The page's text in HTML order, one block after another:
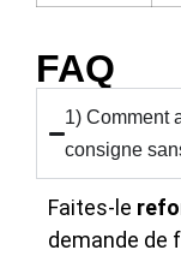
FAQ
1) Comment
consigne
Faites-le
demande de